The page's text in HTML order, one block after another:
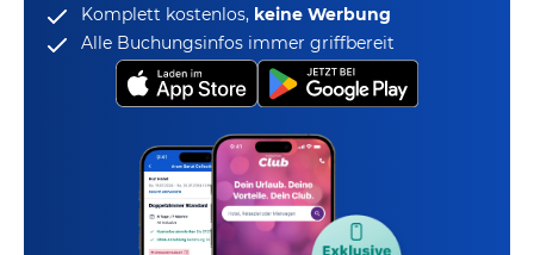
Komplett kostenlos, keine Werbung
Alle Buchungsinfos immer griffbereit